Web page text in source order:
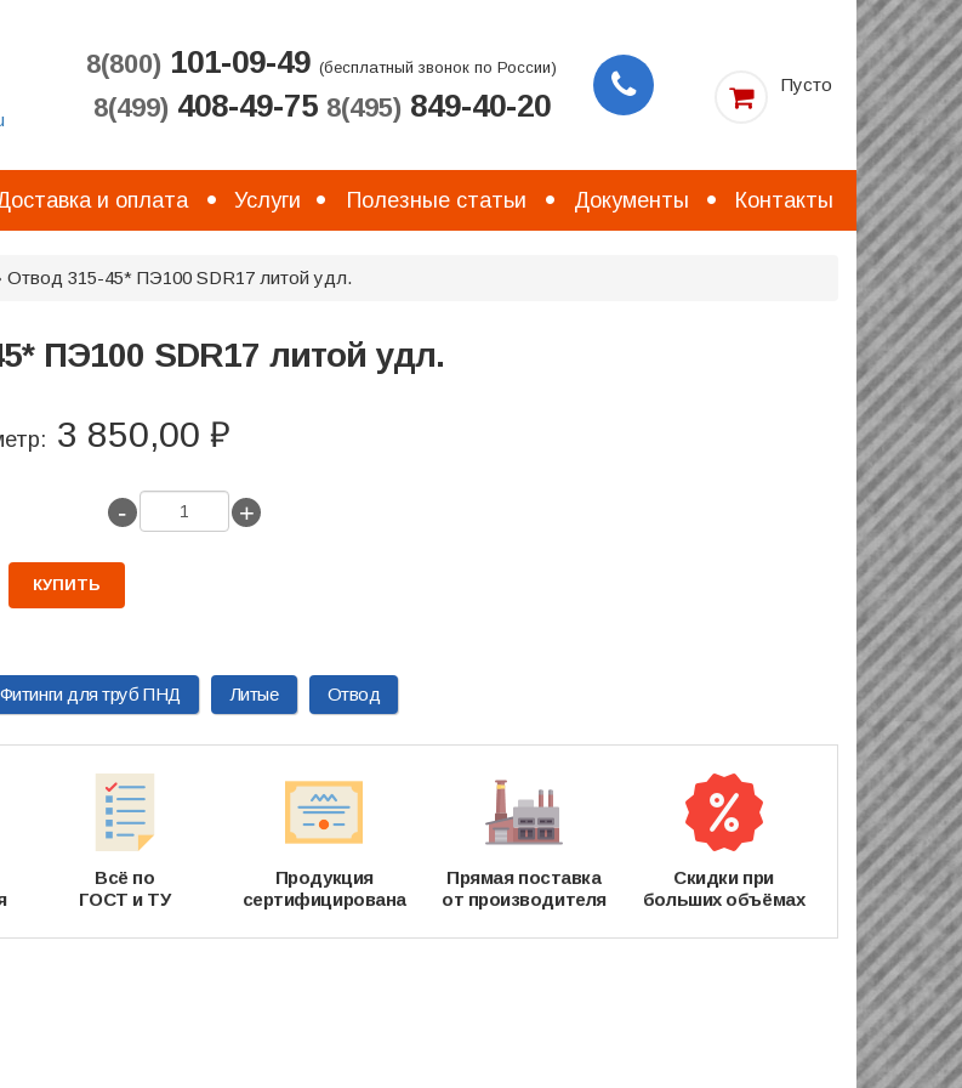
8(800) 101-09-49 (бесплатный звонок по России)
8(499) 408-49-75 8(495) 849-40-20
звонок
Пусто
и оплата Услуги Полезные статьи Документы Контакты
Отвод 315-45* ПЭ100 SDR17 литой удл.
ПЭ100 SDR17 литой удл.
3 850,00 ₽
- +
КУПИТЬ
Фитинги для труб ПНД Литые Отвод
Всё по
ГОСТ и ТУ
Продукция
сертифицирована
Прямая поставка
от производителя
Скидки при
больших объёмах